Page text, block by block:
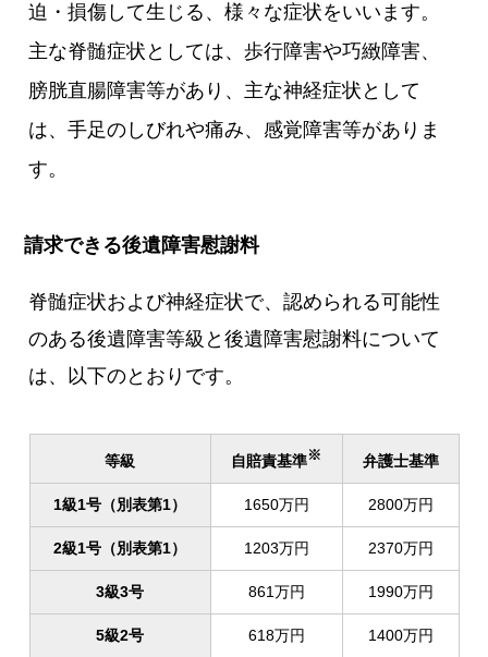
迫・損傷して生じる、様々な症状をいいます。
主な脊髄症状としては、歩行障害や巧緻障害、
膀胱直腸障害等があり、主な神経症状として
は、手足のしびれや痛み、感覚障害等がありま
す。
請求できる後遺障害慰謝料
脊髄症状および神経症状で、認められる可能性
のある後遺障害等級と後遺障害慰謝料について
は、以下のとおりです。
等級 自賠責基準※ 弁護士基準
1級1号（別表第1） 1650万円 2800万円
2級1号（別表第1） 1203万円 2370万円
3級3号 861万円 1990万円
5級2号 618万円 1400万円